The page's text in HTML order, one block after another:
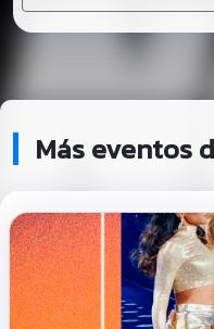
Más eventos